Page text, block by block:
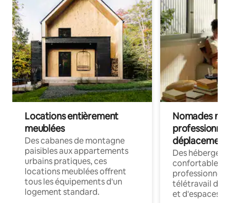
Locations entièrement
meublées
Des cabanes de montagne
paisibles aux appartements
urbains pratiques, ces
locations meublées offrent
tous les équipements d'un
logement standard.
Nomades
déplacement
Des
confortables
professionnels
télétravail
et d'espaces